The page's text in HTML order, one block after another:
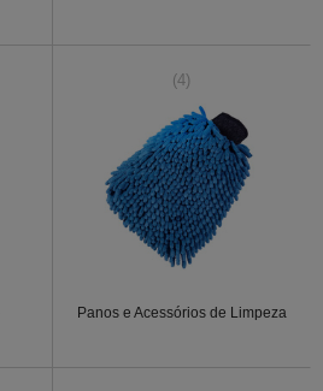
(4)
Panos e Acessórios de Limpeza